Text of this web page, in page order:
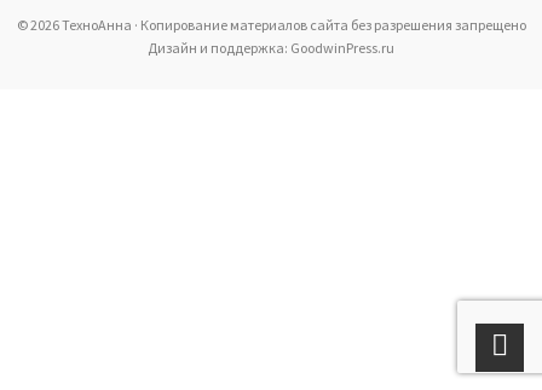
© 2026 ТехноАнна · Копирование материалов сайта без разрешения запрещено
Дизайн и поддержка: GoodwinPress.ru